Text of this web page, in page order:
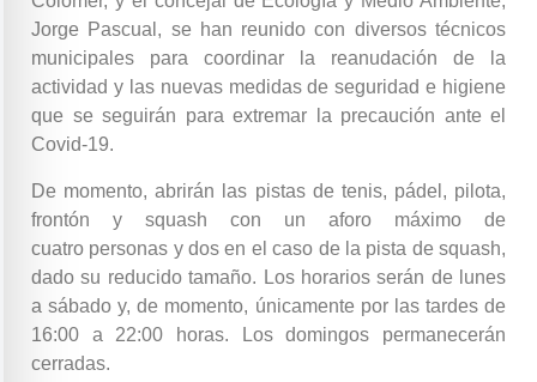
Jorge Pascual, se han reunido con diversos técnicos
municipales para coordinar la reanudación de la
actividad y las nuevas medidas de seguridad e higiene
que se seguirán para extremar la precaución ante el
Covid-19.
De momento, abrirán las pistas de tenis, pádel, pilota,
frontón y squash con un aforo máximo de
cuatro personas y dos en el caso de la pista de squash,
dado su reducido tamaño. Los horarios serán de lunes
a sábado y, de momento, únicamente por las tardes de
16:00 a 22:00 horas. Los domingos permanecerán
cerradas.